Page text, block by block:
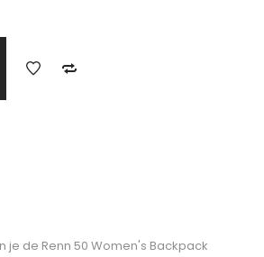
de Renn 50 Women's Backpack